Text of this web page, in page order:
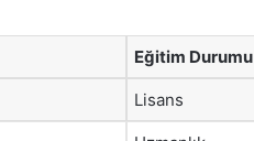
Eğitim Durumu
Lisans